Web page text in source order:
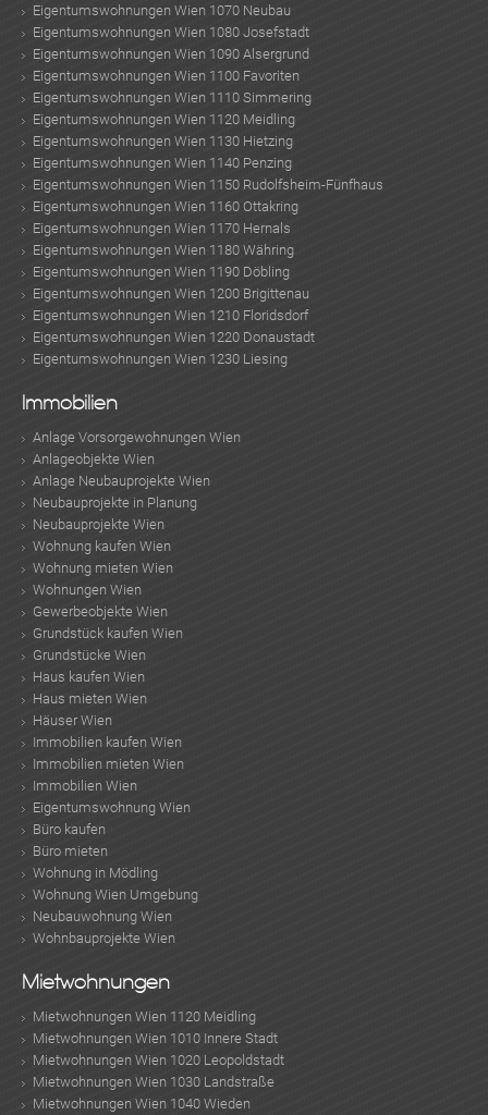
Eigentumswohnungen Wien 1070 Neubau
Eigentumswohnungen Wien 1080 Josefstadt
Eigentumswohnungen Wien 1090 Alsergrund
Eigentumswohnungen Wien 1100 Favoriten
Eigentumswohnungen Wien 1110 Simmering
Eigentumswohnungen Wien 1120 Meidling
Eigentumswohnungen Wien 1130 Hietzing
Eigentumswohnungen Wien 1140 Penzing
Eigentumswohnungen Wien 1150 Rudolfsheim-Fünfhaus
Eigentumswohnungen Wien 1160 Ottakring
Eigentumswohnungen Wien 1170 Hernals
Eigentumswohnungen Wien 1180 Währing
Eigentumswohnungen Wien 1190 Döbling
Eigentumswohnungen Wien 1200 Brigittenau
Eigentumswohnungen Wien 1210 Floridsdorf
Eigentumswohnungen Wien 1220 Donaustadt
Eigentumswohnungen Wien 1230 Liesing
Immobilien
Anlage Vorsorgewohnungen Wien
Anlageobjekte Wien
Anlage Neubauprojekte Wien
Neubauprojekte in Planung
Neubauprojekte Wien
Wohnung kaufen Wien
Wohnung mieten Wien
Wohnungen Wien
Gewerbeobjekte Wien
Grundstück kaufen Wien
Grundstücke Wien
Haus kaufen Wien
Haus mieten Wien
Häuser Wien
Immobilien kaufen Wien
Immobilien mieten Wien
Immobilien Wien
Eigentumswohnung Wien
Büro kaufen
Büro mieten
Wohnung in Mödling
Wohnung Wien Umgebung
Neubauwohnung Wien
Wohnbauprojekte Wien
Mietwohnungen
Mietwohnungen Wien 1120 Meidling
Mietwohnungen Wien 1010 Innere Stadt
Mietwohnungen Wien 1020 Leopoldstadt
Mietwohnungen Wien 1030 Landstraße
Mietwohnungen Wien 1040 Wieden